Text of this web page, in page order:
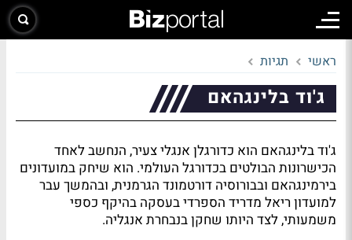
ראשי תגיות
ג'וד בלינגהאם
ג'וד בלינגהאם הוא כדורגלן אנגלי צעיר, הנחשב לאחד
הכישרונות הבולטים בכדורגל העולמי. הוא שיחק במועדונים
בירמינגהאם ובבורוסיה דורטמונד הגרמנית, ובהמשך עבר
למועדון ריאל מדריד הספרדי בעסקה בהיקף כספי
משמעותי, לצד היותו שחקן בנבחרת אנגליה.